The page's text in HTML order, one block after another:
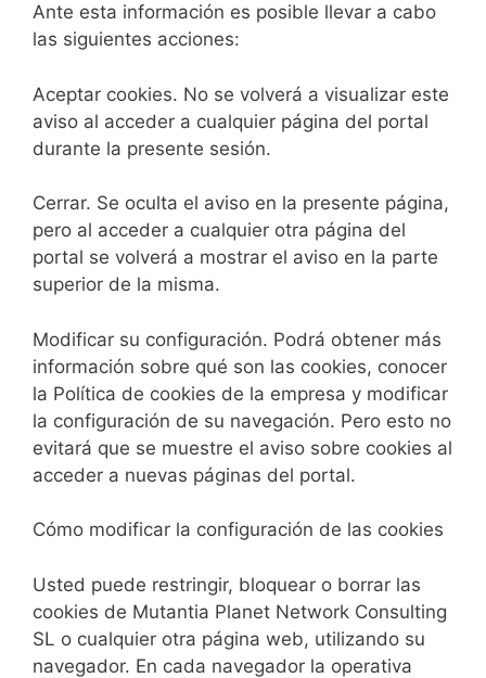
Ante esta información es posible llevar a cabo
las siguientes acciones:
Aceptar cookies. No se volverá a visualizar este
aviso al acceder a cualquier página del portal
durante la presente sesión.
Cerrar. Se oculta el aviso en la presente página,
pero al acceder a cualquier otra página del
portal se volverá a mostrar el aviso en la parte
superior de la misma.
Modificar su configuración. Podrá obtener más
información sobre qué son las cookies, conocer
la Política de cookies de la empresa y modificar
la configuración de su navegación. Pero esto no
evitará que se muestre el aviso sobre cookies al
acceder a nuevas páginas del portal.
Cómo modificar la configuración de las cookies
Usted puede restringir, bloquear o borrar las
cookies de Mutantia Planet Network Consulting
SL o cualquier otra página web, utilizando su
navegador. En cada navegador la operativa